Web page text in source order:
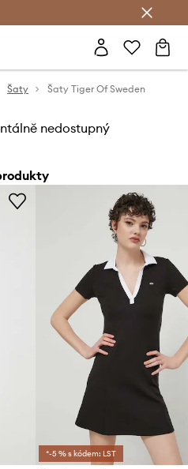
Šaty Šaty Tiger Of Sweden
nedostupný
*-5 % s kódem: LST